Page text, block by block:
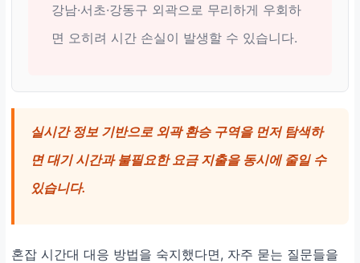
강남·서초·강동구 외곽으로 무리하게 우회하
면 오히려 시간 손실이 발생할 수 있습니다.
실시간 정보 기반으로 외곽 환승 구역을 먼저 탐색하
면 대기 시간과 불필요한 요금 지출을 동시에 줄일 수
있습니다.
혼잡 시간대 대응 방법을 숙지했다면, 자주 묻는 질문들을